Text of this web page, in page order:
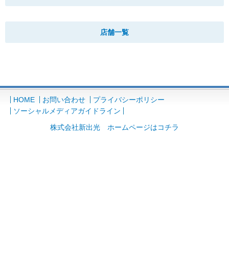
店舗一覧
HOME お問い合わせ
プライバシーポリシー
ソーシャルメディアガイドライン
株式会社新出光 ホームページはコチラ